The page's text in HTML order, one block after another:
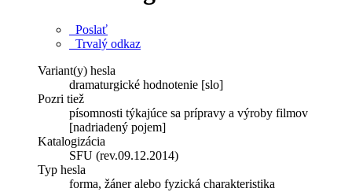
Poslať
Trvalý odkaz
Variant(y) hesla
dramaturgické hodnotenie [slo]
Pozri tiež
písomnosti týkajúce sa prípravy a výroby filmov
[nadriadený pojem]
Katalogizácia
SFU (rev.09.12.2014)
Typ hesla
forma, žáner alebo fyzická charakteristika